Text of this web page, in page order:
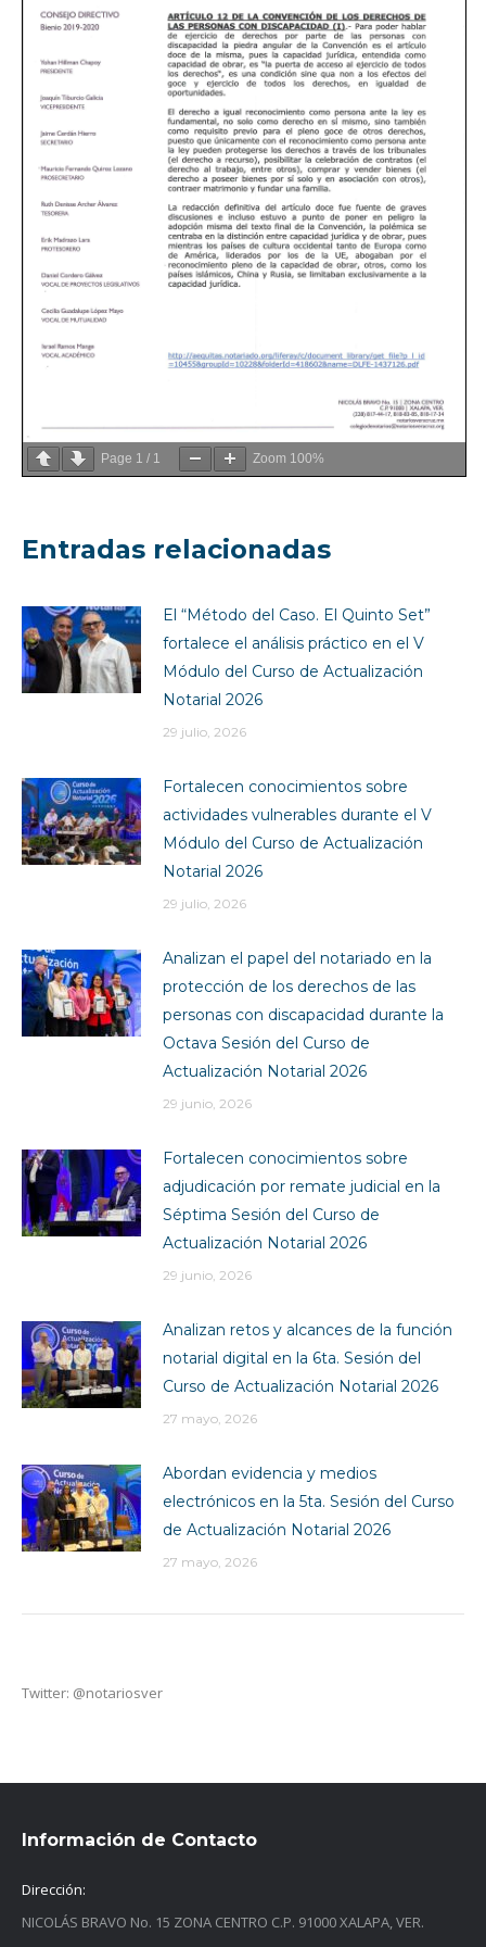
Page 1 / 1 Zoom 100%
Entradas relacionadas
El “Método del Caso. El Quinto Set”
fortalece el análisis práctico en el V
Módulo del Curso de Actualización
Notarial 2026
29 julio, 2026
Fortalecen conocimientos sobre
actividades vulnerables durante el V
Módulo del Curso de Actualización
Notarial 2026
29 julio, 2026
Analizan el papel del notariado en la
protección de los derechos de las
personas con discapacidad durante la
Octava Sesión del Curso de
Actualización Notarial 2026
29 junio, 2026
Fortalecen conocimientos sobre
adjudicación por remate judicial en la
Séptima Sesión del Curso de
Actualización Notarial 2026
29 junio, 2026
Analizan retos y alcances de la función
notarial digital en la 6ta. Sesión del
Curso de Actualización Notarial 2026
27 mayo, 2026
Abordan evidencia y medios
electrónicos en la 5ta. Sesión del Curso
de Actualización Notarial 2026
27 mayo, 2026
Twitter: @notariosver
Información de Contacto
Dirección:
NICOLÁS BRAVO No. 15 ZONA CENTRO C.P. 91000 XALAPA, VER.